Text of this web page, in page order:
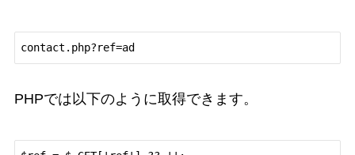
PHPでは以下のように取得できます。